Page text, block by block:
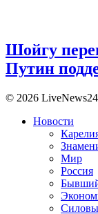
Шойгу
Путин
© 2026
Новости
Мир
Россия